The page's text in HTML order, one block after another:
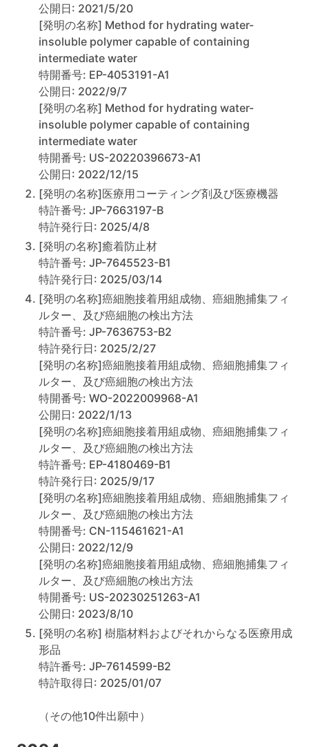
公開日: 2021/5/20
[発明の名称] Method for hydrating water-
insoluble polymer capable of containing
intermediate water
特開番号: EP-4053191-A1
公開日: 2022/9/7
[発明の名称] Method for hydrating water-
insoluble polymer capable of containing
intermediate water
特開番号: US-20220396673-A1
公開日: 2022/12/15
[発明の名称]医療用コーティング剤及び医療機器
特許番号: JP-7663197-B
特許発行日: 2025/4/8
[発明の名称]癒着防止材
特許番号: JP-7645523-B1
特許発行日: 2025/03/14
[発明の名称]癌細胞接着用組成物、癌細胞捕集フィ
ルター、及び癌細胞の検出方法
特許番号: JP-7636753-B2
特許発行日: 2025/2/27
[発明の名称]癌細胞接着用組成物、癌細胞捕集フィ
ルター、及び癌細胞の検出方法
特開番号: WO-2022009968-A1
公開日: 2022/1/13
[発明の名称]癌細胞接着用組成物、癌細胞捕集フィ
ルター、及び癌細胞の検出方法
特許番号: EP-4180469-B1
特許発行日: 2025/9/17
[発明の名称]癌細胞接着用組成物、癌細胞捕集フィ
ルター、及び癌細胞の検出方法
特開番号: CN-115461621-A1
公開日: 2022/12/9
[発明の名称]癌細胞接着用組成物、癌細胞捕集フィ
ルター、及び癌細胞の検出方法
特開番号: US-20230251263-A1
公開日: 2023/8/10
[発明の名称] 樹脂材料およびそれからなる医療用成
形品
特許番号: JP-7614599-B2
特許取得日: 2025/01/07
（その他10件出願中）